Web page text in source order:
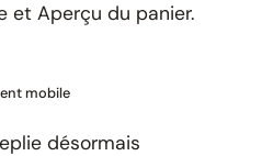
et Aperçu du panier.
mobile
désormais